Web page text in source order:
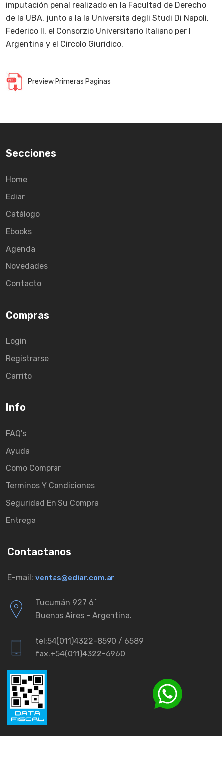
imputación penal realizado en la Facultad de Derecho
de la UBA, junto a la la Universita degli Studi Di Napoli,
Federico II, el Consorzio Universitario Italiano per l
Argentina y el Circolo Giuridico.
Preview Primeras Paginas
Secciones
Home
Ediar
Catálogo
Ebooks
Agenda
Novedades
Contacto
Compras
Login
Registrarse
Carrito
Info
FAQ's
Ayuda
Como Comprar
Terminos Y Condiciones
Seguridad En Su Compra
Entrega
Contactanos
E-mail: ventas@ediar.com.ar
Tucumán 927 6ˆ
Buenos Aires - Argentina.
tel:54(011)4322-8590 / 6589
fax:+54(011)4322-6960